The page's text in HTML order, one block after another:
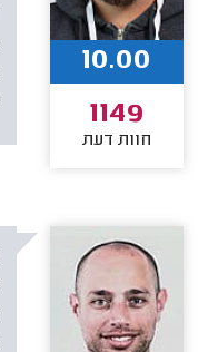
10.00
1149
חוות דעת